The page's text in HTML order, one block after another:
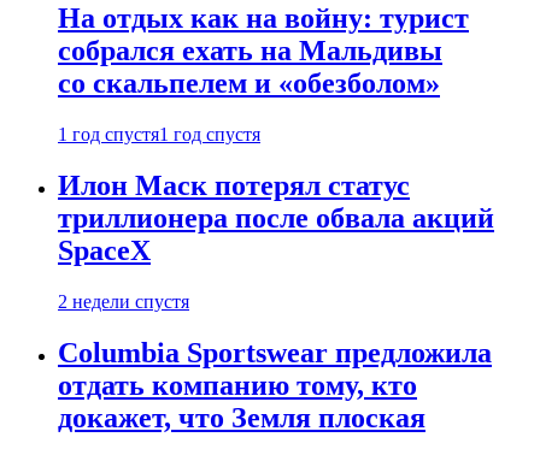
На отдых как на войну: турист
собрался ехать на Мальдивы
со скальпелем и «обезболом»
1 год спустя1 год спустя
Илон Маск потерял статус
триллионера после обвала акций
SpaceX
2 недели спустя
Columbia Sportswear предложила
отдать компанию тому, кто
докажет, что Земля плоская